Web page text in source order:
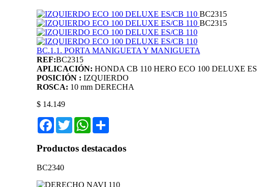
BC2315
BC2315
BC.1.1. PORTA MANIGUETA Y MANIGUETA
REF:BC2315
APLICACIÓN: HONDA CB 110 HERO ECO 100 DELUXE ES
POSICIÓN : IZQUIERDO
ROSCA: 10 mm DERECHA
$ 14.149
Facebook
TwitterWhatsApp
Productos destacados
BC2340